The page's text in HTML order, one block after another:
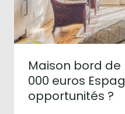
Maison bord de
000 euros
opportunités ?